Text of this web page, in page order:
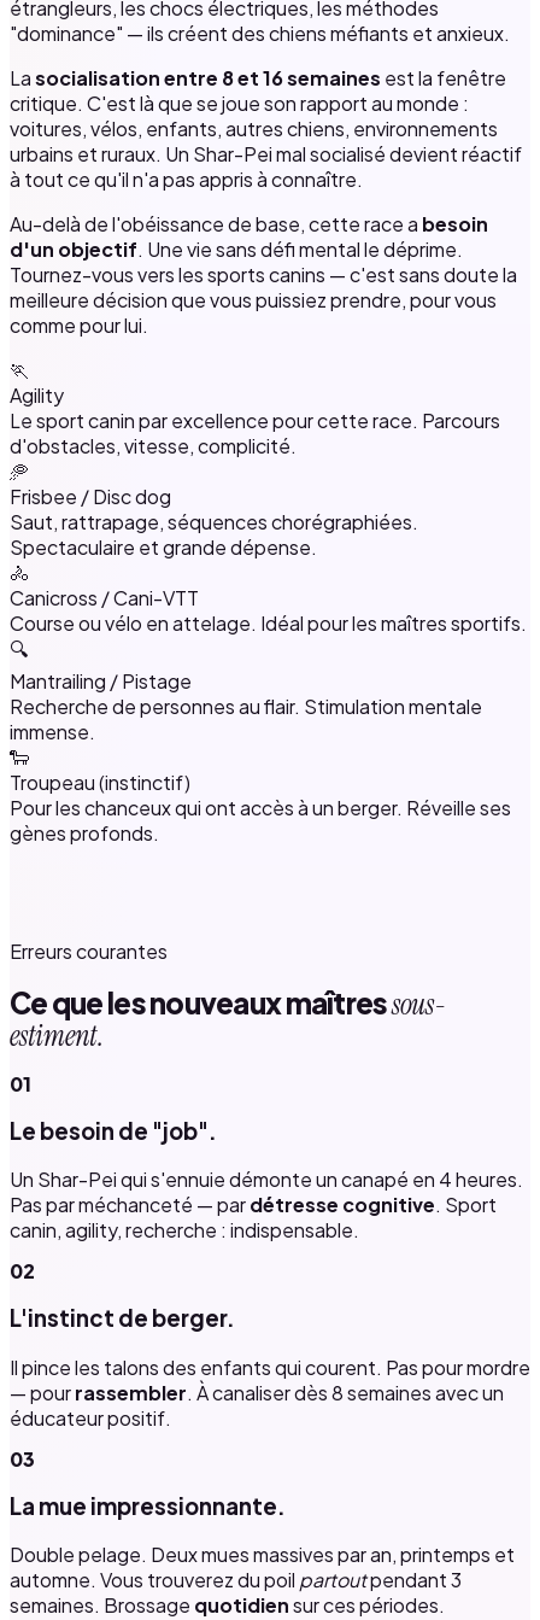
étrangleurs, les chocs électriques, les méthodes
"dominance" — ils créent des chiens méfiants et anxieux.
Lasocialisation entre 8 et 16 semaines est la fenêtre
critique. C'est là que se joue son rapport au monde :
voitures, vélos, enfants, autres chiens, environnements
urbains et ruraux. Un Shar-Pei mal socialisé devient réactif
à tout ce qu'il n'a pas appris à connaître.
Au-delà de l'obéissance de base, cette race a besoin
d'un objectif. Une vie sans défi mental le déprime.
Tournez-vous vers les sports canins — c'est sans doute la
meilleure décision que vous puissiez prendre, pour vous
comme pour lui.
🏃
Agility
Le sport canin par excellence pour cette race. Parcours
d'obstacles, vitesse, complicité.
🥏
Frisbee / Disc dog
Saut, rattrapage, séquences chorégraphiées.
Spectaculaire et grande dépense.
🚴
Canicross / Cani-VTT
Course ou vélo en attelage. Idéal pour les maîtres sportifs.
🔍
Mantrailing / Pistage
Recherche de personnes au flair. Stimulation mentale
immense.
🐑
Troupeau (instinctif)
Pour les chanceux qui ont accès à un berger. Réveille ses
gènes profonds.
Erreurs courantes
Ce que les nouveaux maîtressous-
estiment.
01
Le besoin de "job".
Un Shar-Pei qui s'ennuie démonte un canapé en 4 heures.
Pas par méchanceté — pardétresse cognitive. Sport
canin, agility, recherche : indispensable.
02
L'instinct de berger.
Il pince les talons des enfants qui courent. Pas pour mordre
— pourrassembler. À canaliser dès 8 semaines avec un
éducateur positif.
03
La mue impressionnante.
Double pelage. Deux mues massives par an, printemps et
automne. Vous trouverez du poil partoutpendant 3
semaines. Brossage quotidiensur ces périodes.